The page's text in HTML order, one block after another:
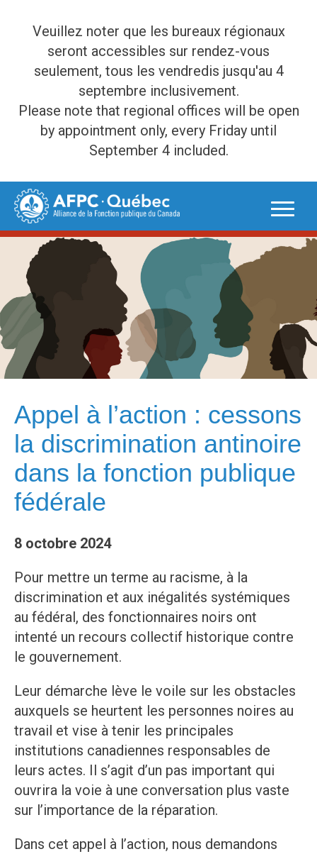
Veuillez noter que les bureaux régionaux
seront accessibles sur rendez-vous
seulement, tous les vendredis jusqu'au 4
septembre inclusivement.
Please note that regional offices will be open
by appointment only, every Friday until
September 4 included.
Skip
content
Appel à l’action : cessons
la discrimination antinoire
dans la fonction publique
fédérale
8 octobre 2024
Pour mettre un terme au racisme, à la
discrimination et aux inégalités systémiques
au fédéral, des fonctionnaires noirs ont
intenté un recours collectif historique contre
le gouvernement.
Leur démarche lève le voile sur les obstacles
auxquels se heurtent les personnes noires au
travail et vise à tenir les principales
institutions canadiennes responsables de
leurs actes. Il s’agit d’un pas important qui
ouvrira la voie à une conversation plus vaste
sur l’importance de la réparation.
Dans cet appel à l’action, nous demandons